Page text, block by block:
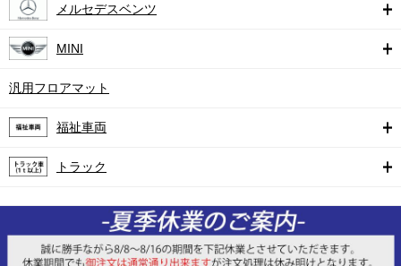
メルセデスベンツ
MINI
汎用フロアマット
福祉車両
トラック